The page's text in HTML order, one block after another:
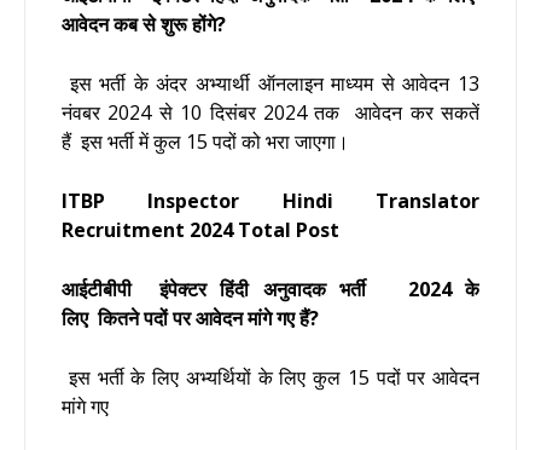
आवेदन कब से शुरू होंगे?
इस भर्ती के अंदर अभ्यार्थी ऑनलाइन माध्यम सेआवेदन 13
नंवबर 2024 से 10 दिसंबर 2024 तक आवेदन कर सकतें
हैं इस भर्ती में कुल 15 पदों को भरा जाएगा।
ITBP Inspector Hindi Translator
Recruitment 2024 Total Post
आईटीबीपी इंपेक्टर हिंदी अनुवादक भर्ती 2024 के
लिए कितने पदों पर आवेदन मांगे गए हैं?
इस भर्ती के लिए अभ्यर्थियों के लिए कुल 15 पदों पर आवेदन
मांगे गए